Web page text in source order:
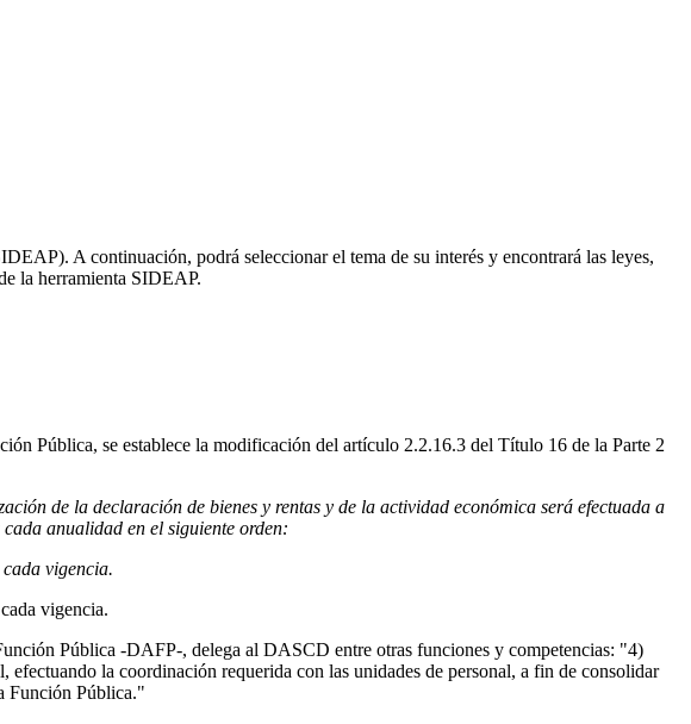
A continuación, podrá seleccionar el tema de su interés y encontrará las leyes,
la herramienta SIDEAP.
Pública, se establece la modificación del artículo 2.2.16.3 del Título 16 de la Parte 2
de la declaración de bienes y rentas y de la actividad económica será efectuada a
anualidad en el siguiente orden:
vigencia.
vigencia.
Pública -DAFP-, delega al DASCD entre otras funciones y competencias: "4)
la coordinación requerida con las unidades de personal, a fin de consolidar
Función Pública."